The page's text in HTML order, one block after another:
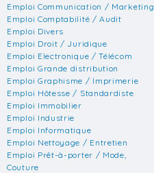
Emploi Communication / Marketing
Emploi Comptabilité / Audit
Emploi Divers
Emploi Droit / Juridique
Emploi Electronique / Télécom
Emploi Grande distribution
Emploi Graphisme / Imprimerie
Emploi Hôtesse / Standardiste
Emploi Immobilier
Emploi Industrie
Emploi Informatique
Emploi Nettoyage / Entretien
Emploi Prêt-à-porter / Mode,
Couture